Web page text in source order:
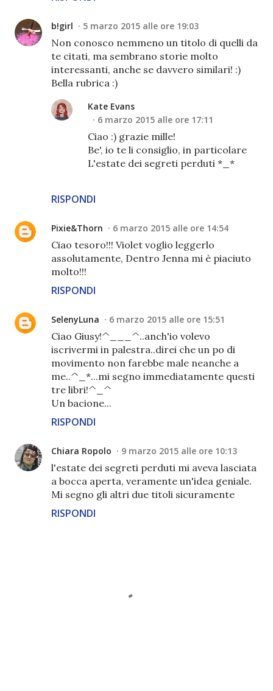
b!girl 5 marzo 2015 alle ore 19:03
Non conosco nemmeno un titolo di quelli da
te citati, ma sembrano storie molto
interessanti, anche se davvero similari! :)
Bella rubrica :)
RISPONDI
Kate Evans
6 marzo 2015 alle ore 17:11
Ciao :) grazie mille!
Be', io te li consiglio, in particolare
L'estate dei segreti perduti *_*
Pixie&Thorn 6 marzo 2015 alle ore 14:54
Ciao tesoro!!! Violet voglio leggerlo
assolutamente, Dentro Jenna mi è piaciuto
molto!!!
RISPONDI
SelenyLuna 6 marzo 2015 alle ore 15:51
Ciao Giusy!^___^..anch'io volevo
iscrivermi in palestra..direi che un po di
movimento non farebbe male neanche a
me..^_*...mi segno immediatamente questi
tre libri!^_^
Un bacione...
RISPONDI
Chiara Ropolo 9 marzo 2015 alle ore 10:13
l'estate dei segreti perduti mi aveva lasciata
a bocca aperta, veramente un'idea geniale.
Mi segno gli altri due titoli sicuramente
RISPONDI